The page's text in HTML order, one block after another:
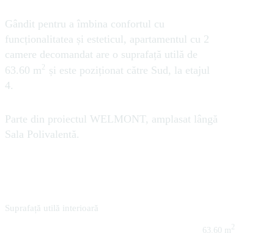
Gândit pentru a îmbina confortul cu
funcționalitatea și esteticul, apartamentul cu 2
camere decomandat are o suprafață utilă de
63.60 m2 și este poziționat către Sud, la etajul
4.
Parte din proiectul WELMONT, amplasat lângă
Sala Polivalentă.
Suprafață utilă interioară
63.60 m2